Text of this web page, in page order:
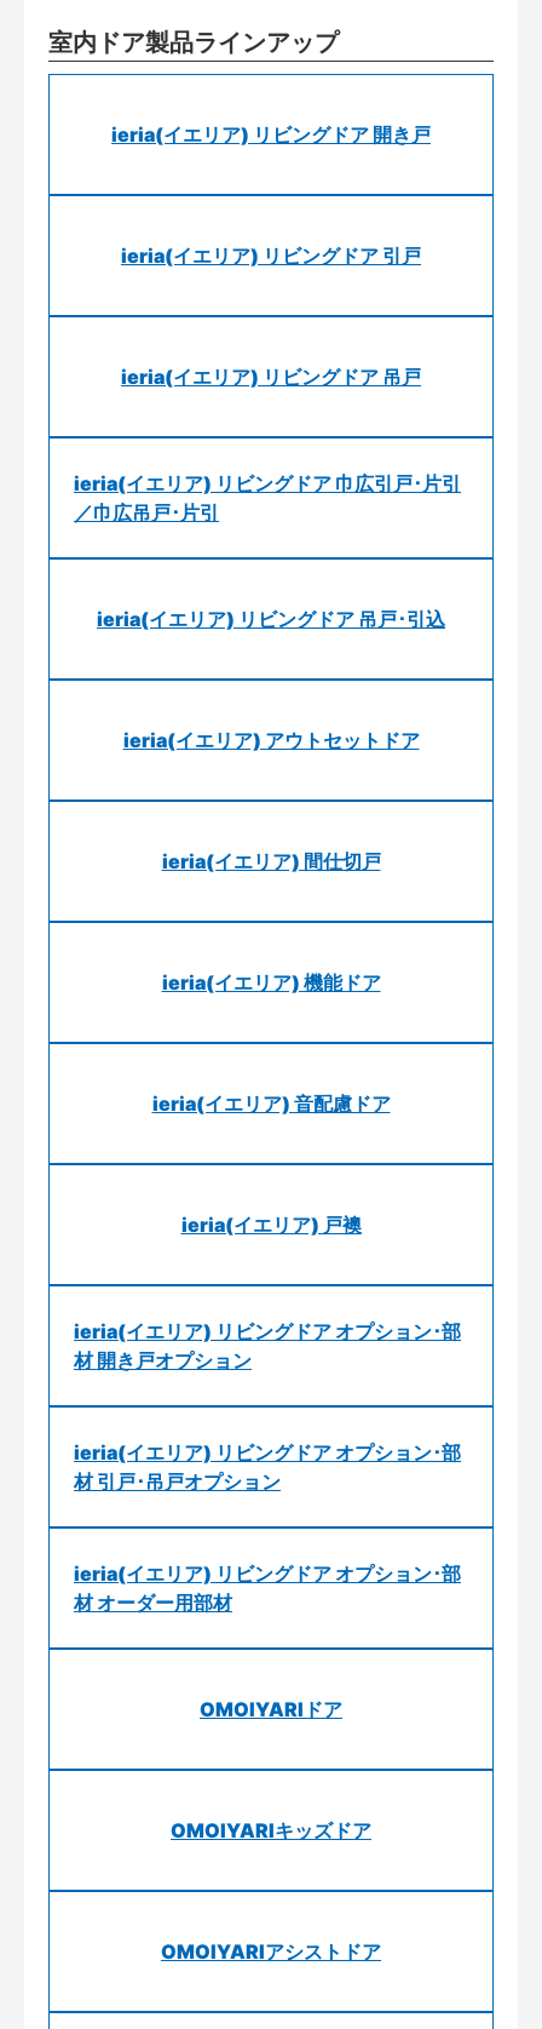
室内ドア製品ラインアップ
ieria(イエリア) リビングドア 開き戸
ieria(イエリア) リビングドア 引戸
ieria(イエリア) リビングドア 吊戸
ieria(イエリア) リビングドア 巾広引戸･片引
／巾広吊戸･片引
ieria(イエリア) リビングドア 吊戸･引込
ieria(イエリア) アウトセットドア
ieria(イエリア) 間仕切戸
ieria(イエリア) 機能ドア
ieria(イエリア) 音配慮ドア
ieria(イエリア) 戸襖
ieria(イエリア) リビングドア オプション･部
材 開き戸オプション
ieria(イエリア) リビングドア オプション･部
材 引戸･吊戸オプション
ieria(イエリア) リビングドア オプション･部
材 オーダー用部材
OMOIYARIドア
OMOIYARIキッズドア
OMOIYARIアシストドア